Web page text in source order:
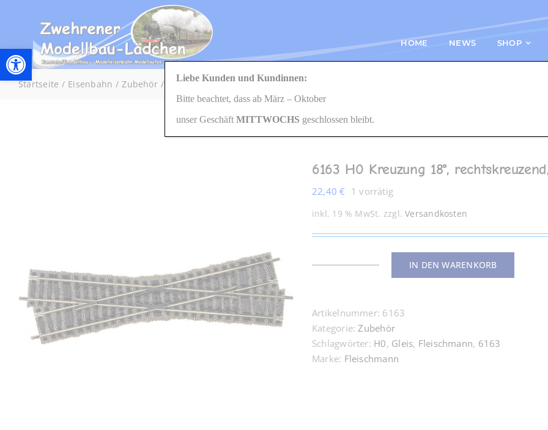
Werkzeugleiste öffnen
springen
HOME NEWS SHOP
Startseite Eisenbahn Zubehör 6163 H0 Kreuzung 18°, rechtskreuzend, Länge 200 mm
6163 H0 Kreuzung 18°,
22,40€ 1 vorrätig
inkl. 19 % MwSt. zzgl.Versandkosten
18°,
rechtskreuzend,
Länge
200
IN DEN WARENKORB
Artikelnummer: 6163
Kategorie:Zubehör
Schlagwörter: H0, Gleis, Fleischmann, 6163
Marke: Fleischmann
Liebe Kunden und Kundinnen:
Bitte beachtet, dass ab März – Oktober
unser Geschäft MITTWOCHS geschlossen bleibt.